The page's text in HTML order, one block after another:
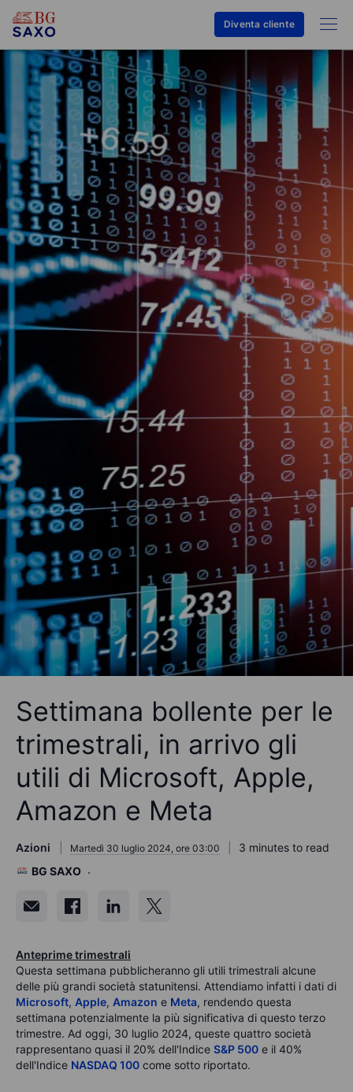
Diventa cliente
Settimana bollente per le
trimestrali, in arrivo gli
utili di Microsoft, Apple,
Amazon e Meta
Azioni Martedì 30 luglio 2024, ore 03:00
3 minutes to read
BG SAXO
Anteprime trimestrali
Questa settimana pubblicheranno gli utili trimestrali alcune
delle più grandi società statunitensi. Attendiamo infatti i dati di
Microsoft, Apple, Amazon e Meta, rendendo questa
settimana potenzialmente la più significativa di questo terzo
trimestre. Ad oggi, 30 luglio 2024, queste quattro società
rappresentano quasi il 20% dell'Indice S&P 500 e il 40%
dell'Indice NASDAQ 100 come sotto riportato.